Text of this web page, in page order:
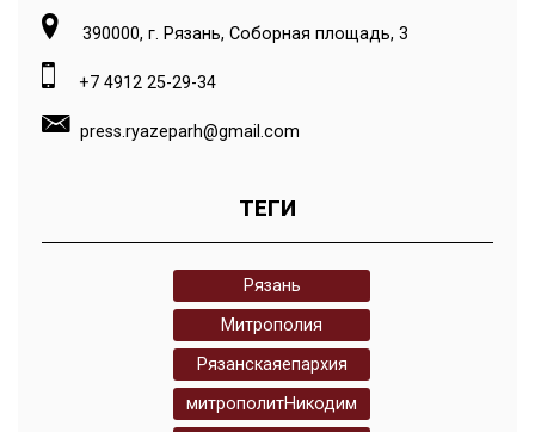
390000, г. Рязань, Соборная площадь, 3
+7 4912 25-29-34
press.ryazeparh@gmail.com
ТЕГИ
Рязань
Митрополия
Рязанскаяепархия
митрополитНикодим